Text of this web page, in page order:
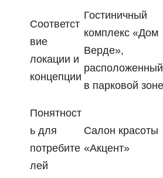
Соответст
вие
локации и
концепции
Гостиничный
комплекс «Дом
Верде»,
расположенный
в парковой зоне
Понятност
ь для
потребите
лей
Салон красоты
«Акцент»